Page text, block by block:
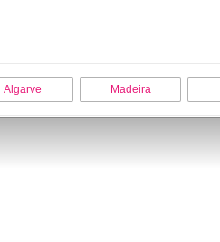
Algarve Madeira